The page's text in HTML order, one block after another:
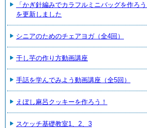
「かぎ針編みでカラフルミニバッグを作ろ
を更新しました
シニアのためのチェアヨガ（全4回）
干し芋の作り方動画講座
手話を学んでみよう動画講座（全5回）
えぼし麻呂クッキーを作ろう！
スケッチ基礎教室1、2、3